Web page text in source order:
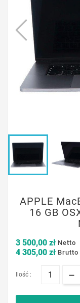
APPLE
16 GB
3 500,00 zł Netto
4 305,00 zł Brutto
Ilość :